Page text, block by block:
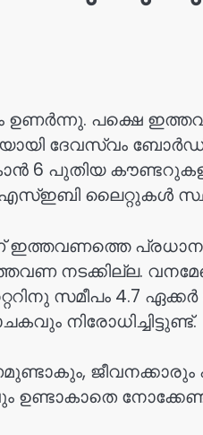
പക്ഷെ
ദേവസ്വം ബോർഡ്
6 പുതിയ
ലൈറ്റുകൾ
പ്രധാന
ഇത്തവണ നടക്കില്ല.
സമീപം 4.7
നിരോധിച്ചിട്ടുണ്ട്.